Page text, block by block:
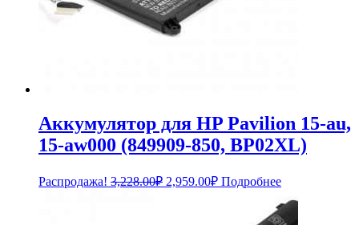
Аккумулятор для HP Pavilion 15-au,
15-aw000 (849909-850, BP02XL)
Распродажа! 3,228.00₽ Первоначальная
2,959.00₽Текущая
цена:
Подробнее